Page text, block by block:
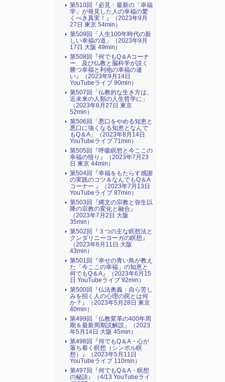
第510回『必見：最新の「幸福
学」が発見した人の幸福の驚
くべき真実！』（2023年9月
27日 東京 54min）
第509回「人生100年時代の新
しい幸福の道」（2023年9月
17日 大阪 49min）
第508回『何でもQ＆Aコーナ
ー、及び仏教と脳科学が説く
勝つ幸福と利他の幸福の違
い』（2023年9月14日
YouTubeライブ 90min）
第507回「仏教的な生き方は、
近未来の人類の人生哲学に」
（2023年8月27日 東京
52min）
第506回「悪口をやめる知恵と
悪口に強くなる知恵となんで
もQ＆A」（2023年8月14日
YouTubeライブ 71min）
第505回『呼吸瞑想と今ここの
幸福の悟り』（2023年7月23
日 東京 44min）
第504回『幸福をもたらす感謝
の実践のコツ＆なんでもQ＆A
コーナー 』（2023年7月13日
YouTubeライブ 87min）
第503回『縄文の宗教と弥生以
降の宗教の変化と融合』
（2023年7月2日 大阪
35min）
第502回『３つの主な瞑想法と
クンダリニーヨーガの瞑想』
（2023年6月11日 大阪
43min）
第501回『幸せの青い鳥が教え
た「今ここの幸福」の知恵と
何でもQ＆A』（2023年6月15
日 YouTubeライブ 92min）
第500回『仏法奥義：自ら苦し
みを招く人の心理の罠とは何
か？』（2023年5月28日 東京
40min）
第499回「仏教変革の400年周
期＆最新周期説解説」（2023
年5月14日 大阪 45min）
第498回『何でもQ＆A・心が
落ち着く瞑想（シンボル瞑
想）』（2023年5月11日
YouTubeライブ 110min）
第497回『何でもQ＆A・瞑想
の秘訣』（4/13 YouTubeライ